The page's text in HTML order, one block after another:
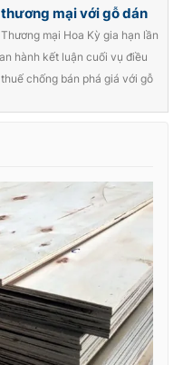
video
lòng Việt
mình bằng AI
mại với gỗ dán
mại Hoa Kỳ gia hạn lần
hành kết luận cuối vụ điều
chống bán phá giá với gỗ